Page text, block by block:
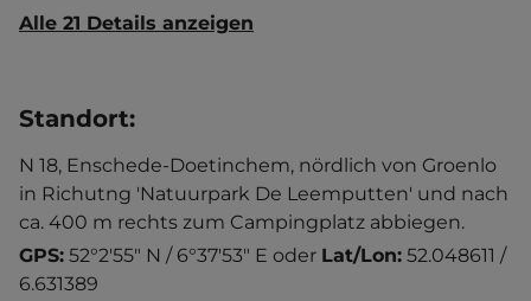
Alle 21 Details anzeigen
Standort:
N 18, Enschede-Doetinchem, nördlich von Groenlo
in Richutng 'Natuurpark De Leemputten' und nach
ca. 400 m rechts zum Campingplatz abbiegen.
GPS: 52°2'55" N / 6°37'53" E oder Lat/Lon: 52.048611 /
6.631389